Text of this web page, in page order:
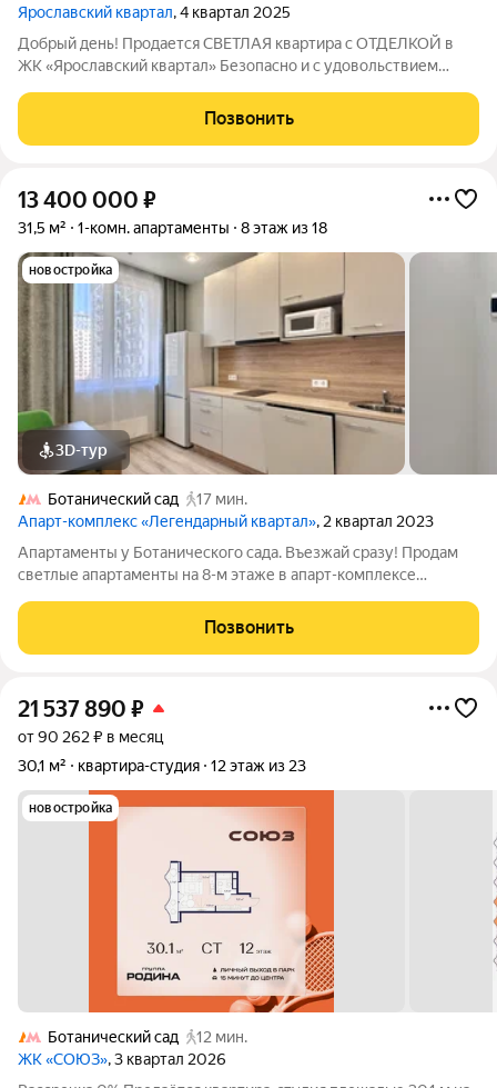
Ярославский квартал, 4 квартал 2025
Добрый день! Продается СВЕТЛАЯ квартира с ОТДЕЛКОЙ в
ЖК «Ярославский квартал» Безопасно и с удовольствием
агентства застрахована на 20 000 000 р. Будем рады
покупкам с нами и у нас!) А теперь к
Позвонить
13 400 000 ₽
31,5 м² 1-комн. апартаменты 8 этаж из 18
новостройка
3D-тур
Ботанический сад
17 мин.
Апарт-комплекс «Легендарный квартал», 2 квартал 2023
Апартаменты у Ботанического сада. Въезжай сразу! Продам
светлые апартаменты на 8-м этаже в апарт-комплексе
Лот 3-172 Площадь: 31,5 м Вас ждет продуманное
Позвонить
21 537 890 ₽
от 90 262 ₽ в месяц
30,1 м²
квартира-студия 12 этаж из 23
новостройка
Ботанический сад
12 мин.
ЖК «СОЮЗ», 3 квартал 2026